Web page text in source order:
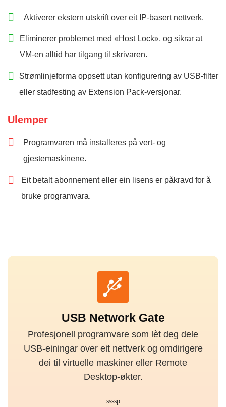
Aktiverer ekstern utskrift over eit IP-basert nettverk.
Eliminerer problemet med «Host Lock», og sikrar at
VM-en alltid har tilgang til skrivaren.
Strømlinjeforma oppsett utan konfigurering av USB-filter
eller stadfesting av Extension Pack-versjonar.
Ulemper
Programvaren må installeres på vert- og
gjestemaskinene.
Eit betalt abonnement eller ein lisens er påkravd for å
bruke programvara.
USB Network Gate
Profesjonell programvare som lèt deg dele
USB-einingar over eit nettverk og omdirigere
dei til virtuelle maskiner eller Remote
Desktop-økter.